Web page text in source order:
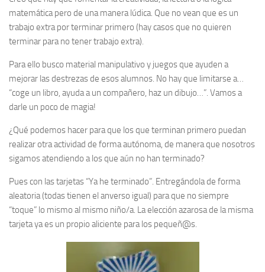
matemática pero de una manera lúdica. Que no vean que es un
trabajo extra por terminar primero (hay casos que no quieren
terminar para no tener trabajo extra).
Para ello busco material manipulativo y juegos que ayuden a
mejorar las destrezas de esos alumnos. No hay que limitarse a…
“coge un libro, ayuda a un compañero, haz un dibujo…”. Vamos a
darle un poco de magia!
¿Qué podemos hacer para que los que terminan primero puedan
realizar otra actividad de forma autónoma, de manera que nosotros
sigamos atendiendo a los que aún no han terminado?
Pues con las tarjetas “Ya he terminado”. Entregándola de forma
aleatoria (todas tienen el anverso igual) para que no siempre
“toque” lo mismo al mismo niño/a. La elección azarosa de la misma
tarjeta ya es un propio aliciente para los pequeñ@s.